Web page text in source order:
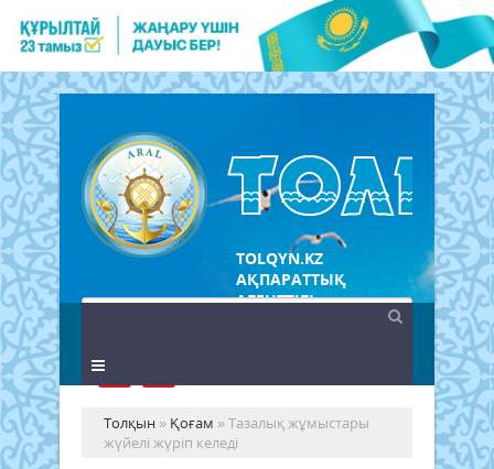
TOLQYN.KZ
АҚПАРАТТЫҚ
АГЕНТТІГІ
Толқын » Қоғам » Тазалық жұмыстары
жүйелі жүріп келеді